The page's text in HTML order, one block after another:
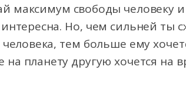
максимум свободы человеку и
интересна. Но, чем сильней ты
тем больше ему
на планету другую хочется на